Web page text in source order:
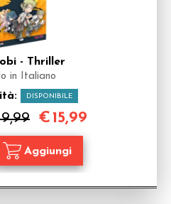
- Thriller
in Italiano
DISPONIBILE
€15,99